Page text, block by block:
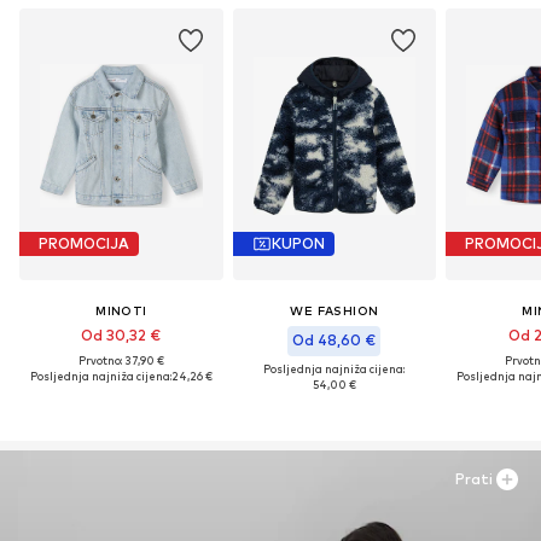
PROMOCIJA
MINOTI
Od 30,32 €
Prvotno: 37,90 €
Posljednja najniža cijena:24,26 €
KUPON
WE FASHION
Od 48,60 €
Posljednja najniža cijena:
54,00 €
Od
Posljednja
Prati